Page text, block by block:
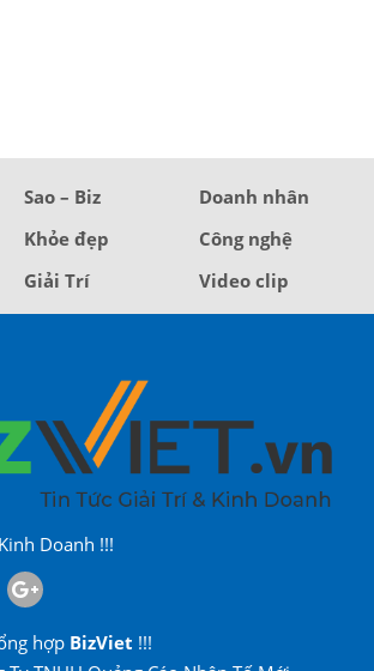
Sao – Biz
Doanh nhân
Khỏe đẹp
Công nghệ
Giải Trí Video clip
Doanh !!!
hợp BizViet !!!